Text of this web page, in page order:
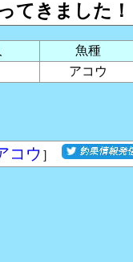
てきました
魚種
アコウ
コウ ］